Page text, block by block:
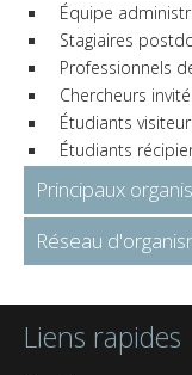
Équipe
Stagiaires
Professionnels
Chercheurs
Étudiants
Étudiants
Principaux
Réseau
Liens rapides